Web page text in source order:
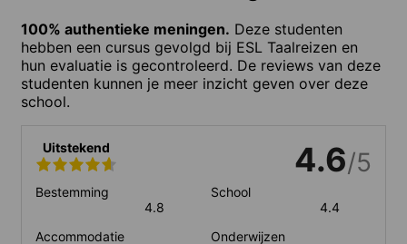
100% authentieke meningen. Deze studenten
hebben een cursus gevolgd bij ESL Taalreizen en
hun evaluatie is gecontroleerd. De reviews van deze
studenten kunnen je meer inzicht geven over deze
school.
Uitstekend 4.6/5
Bestemming
4.8
School
4.4
Accommodatie
Onderwijzen